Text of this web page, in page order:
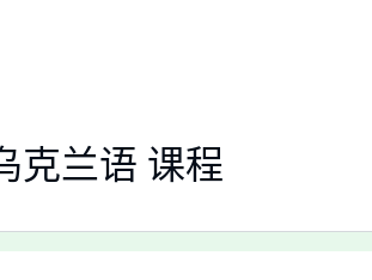
克兰语 课程